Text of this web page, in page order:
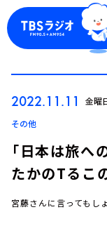
2022.11.11 金曜
その他
「日本は旅へ
たかのTるこ
宮藤さんに言ってもし